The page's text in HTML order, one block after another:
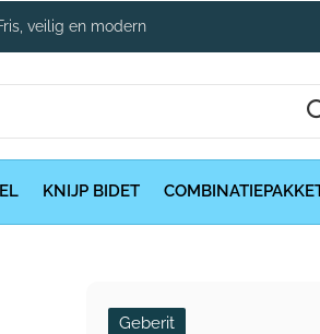
KNIJP BIDET
veilig en modern
Geberit